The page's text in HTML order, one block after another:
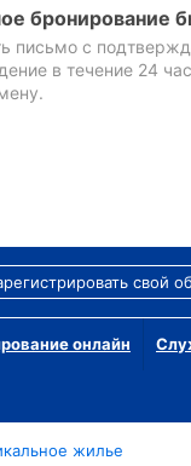
бронирование
письмо с
в течение 24
свой
онлайн
жилье